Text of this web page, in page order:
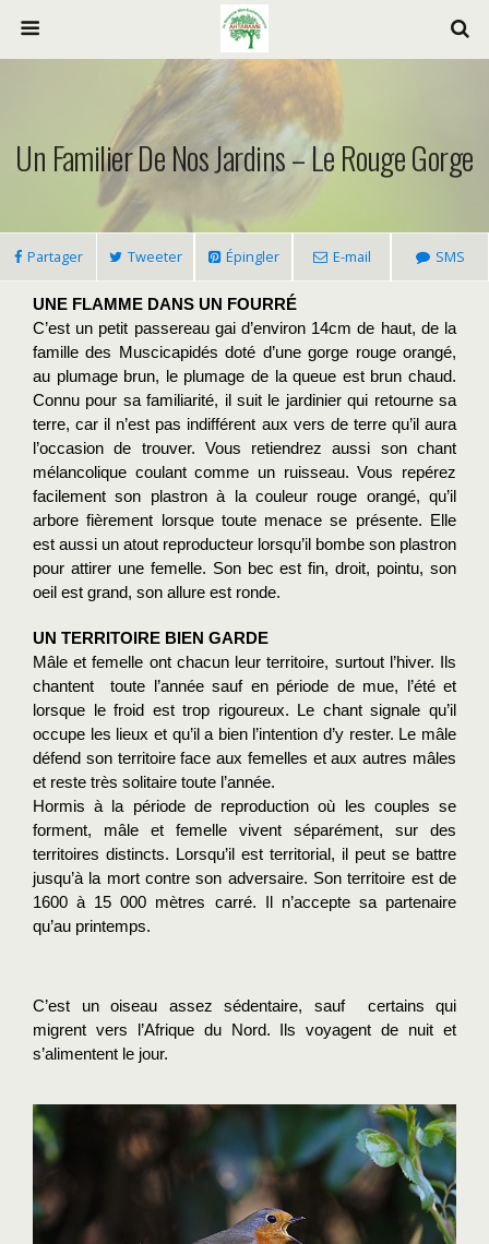
Un Familier De Nos Jardins – Le Rouge Gorge
Partager Tweeter Épingler E-mail SMS
UNE FLAMME DANS UN FOURRÉ
C’est un petit passereau gai d’environ 14cm de haut, de la
famille des Muscicapidés doté d’une gorge rouge orangé,
au plumage brun, le plumage de la queue est brun chaud.
Connu pour sa familiarité, il suit le jardinier qui retourne sa
terre, car il n’est pas indifférent aux vers de terre qu’il aura
l’occasion de trouver. Vous retiendrez aussi son chant
mélancolique coulant comme un ruisseau. Vous repérez
facilement son plastron à la couleur rouge orangé, qu’il
arbore fièrement lorsque toute menace se présente. Elle
est aussi un atout reproducteur lorsqu’il bombe son plastron
pour attirer une femelle. Son bec est fin, droit, pointu, son
oeil est grand, son allure est ronde.
UN TERRITOIRE BIEN GARDE
Mâle et femelle ont chacun leur territoire, surtout l’hiver. Ils
chantent  toute l’année sauf en période de mue, l’été et
lorsque le froid est trop rigoureux. Le chant signale qu’il
occupe les lieux et qu’il a bien l’intention d’y rester. Le mâle
défend son territoire face aux femelles et aux autres mâles
et reste très solitaire toute l’année.
Hormis à la période de reproduction où les couples se
forment, mâle et femelle vivent séparément, sur des
territoires distincts. Lorsqu’il est territorial, il peut se battre
jusqu’à la mort contre son adversaire. Son territoire est de
1600 à 15 000 mètres carré. Il n’accepte sa partenaire
qu’au printemps.
C’est un oiseau assez sédentaire, sauf  certains qui
migrent vers l’Afrique du Nord. Ils voyagent de nuit et
s’alimentent le jour.